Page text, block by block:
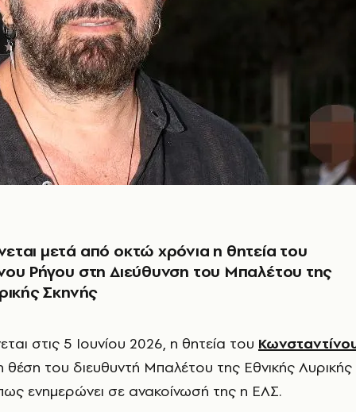
μετά από οκτώ χρόνια η θητεία του
Ρήγου στη Διεύθυνση του Μπαλέτου της
Σκηνής
στις 5 Ιουνίου 2026, η θητεία του
του διευθυντή Μπαλέτου της Εθνικής Λυρικής
ενημερώνει σε ανακοίνωσή της η ΕΛΣ.